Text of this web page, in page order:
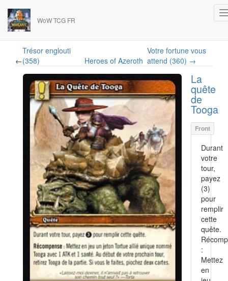
WoW TCG FR
←
Trésor englouti
(358)
Heroes of Azeroth
Votre fortune vous
attend (360) →
La
quête
de
Tooga
Durant
votre
tour,
payez
(3)
pour
remplir
cette
quête.
:
Mettez
en